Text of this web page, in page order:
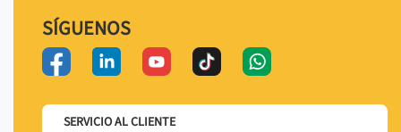
SÍGUENOS
SERVICIO AL CLIENTE